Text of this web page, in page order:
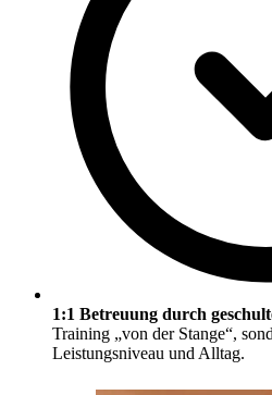
1:1 Betreuung durch
Training „von der Stange“,
Leistungsniveau und Alltag.